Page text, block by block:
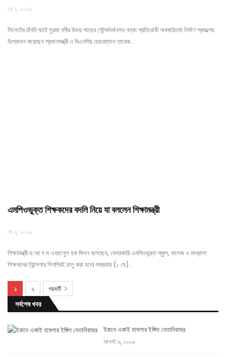
মে ২, ২০২৬
সিলেটের চাঁদনি ঘাটে সুরমা নদীর উভয় পাড়ের সৌন্দর্যবর্ধনসহ বন্যা প্রতিরোধী অবকাঠামো নির্মাণ প্রকল্পের
উদ্বোধন করেছেন প্রধানমন্ত্রী ও বিএনপির চেয়ারম্যান তারেক…
এমপিওভুক্ত শিক্ষকদের বদলি নিয়ে যা বললেন শিক্ষামন্ত্রী
মে ২, ২০২৬
শিক্ষামন্ত্রী ড.আ ন ম এহছানুল হক মিলন বলেছেন, বেসরকারি এমপিওভুক্ত স্কুল, কলেজ ও মাদ্রাসা
শিক্ষকদের ট্রান্সপার শিগগিরই চালু করা হবে। শুক্রবার (১ মে)…
১ ২ পরবর্তী
সর্বশেষ খবর
ইরানে একাই হামলার ইঙ্গিত নেতানিয়াহুর
আগস্ট ৬, ২০২৬